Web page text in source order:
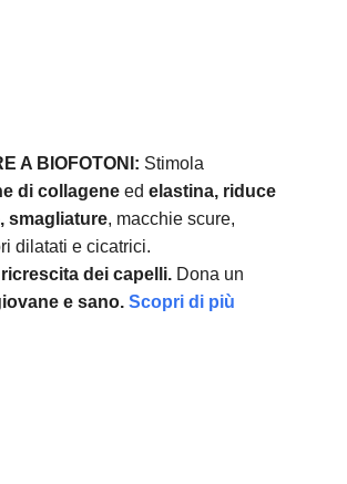
A BIOFOTONI: Stimola
di collagene ed elastina, riduce
smagliature, macchie scure,
dilatati e cicatrici.
ricrescita dei capelli. Dona un
e sano. Scopri di più